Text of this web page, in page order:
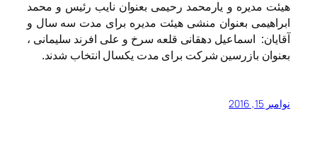
هیئت مدیره و یارمحمد رحیمی بعنوان نایب رئیس و محمد
ابراهیمی بعنوان منشی هیئت مدیره برای مدت سه سال و
آقایان: اسماعیل دهقانی قلعه سرخ و علی افرند سلیمانی ،
بعنوان بازرسین شرکت برای مدت یکسال انتخاب شدند.
نوامبر 15, 2016